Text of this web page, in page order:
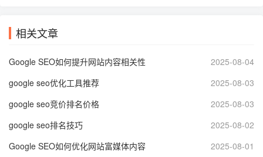
相关文章
Google SEO如何提升网站内容相关性
2025-08-04
google seo优化工具推荐
2025-08-03
google seo竞价排名价格
2025-08-03
google seo排名技巧
2025-08-02
Google SEO如何优化网站富媒体内容
2025-08-01